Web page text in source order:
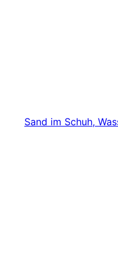
Sand im Schuh,